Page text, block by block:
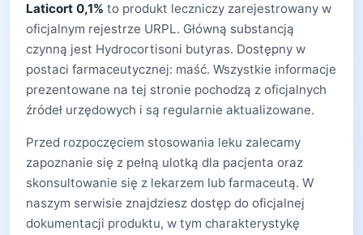
Laticort 0,1% to produkt leczniczy zarejestrowany w
oficjalnym rejestrze URPL. Główną substancją
czynną jest Hydrocortisoni butyras. Dostępny w
postaci farmaceutycznej: maść. Wszystkie informacje
prezentowane na tej stronie pochodzą z oficjalnych
źródeł urzędowych i są regularnie aktualizowane.
Przed rozpoczęciem stosowania leku zalecamy
zapoznanie się z pełną ulotką dla pacjenta oraz
skonsultowanie się z lekarzem lub farmaceutą. W
naszym serwisie znajdziesz dostęp do oficjalnej
dokumentacji produktu, w tym charakterystykę